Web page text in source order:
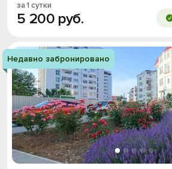
за 1 сутки
5 200 руб.
Недавно забронировано